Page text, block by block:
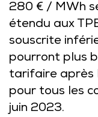
280 € / MWh
étendu aux
souscrite
pourront plus
tarifaire après
pour tous les
juin 2023.